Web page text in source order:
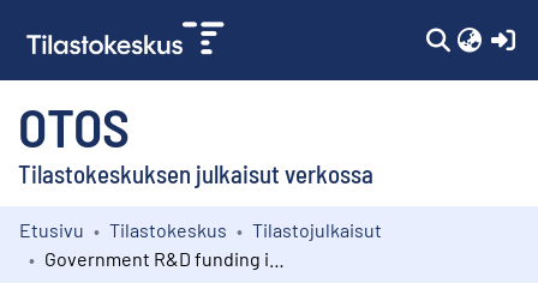
OTOS
Tilastokeskuksen julkaisut verkossa
Kokoelmat
Etusivu Tilastokeskus
Tilastojulkaisut